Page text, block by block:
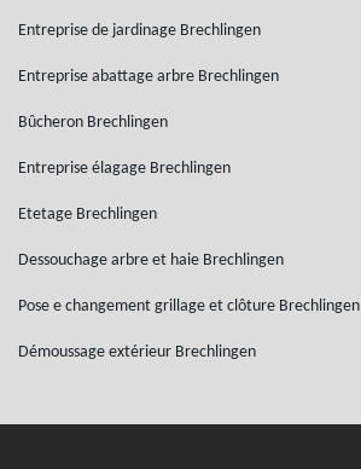
Entreprise de jardinage Brechlingen
Entreprise abattage arbre Brechlingen
Bûcheron Brechlingen
Entreprise élagage Brechlingen
Etetage Brechlingen
Dessouchage arbre et haie Brechlingen
Pose e changement grillage et clôture Brechlingen
Démoussage extérieur Brechlingen